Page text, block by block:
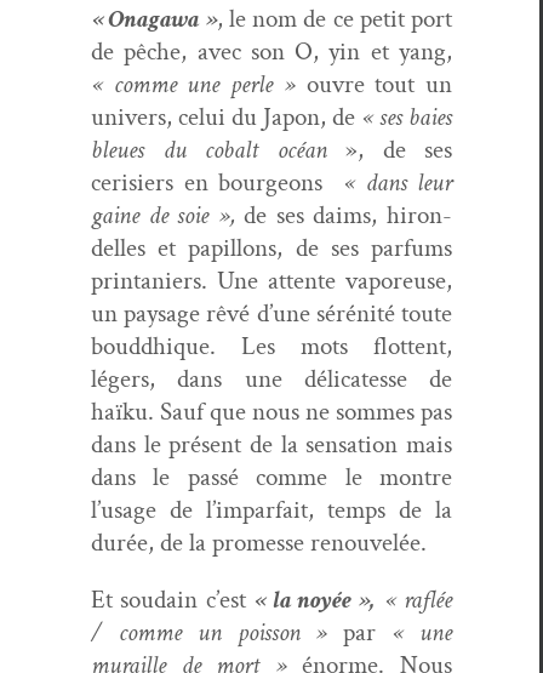
« Ona­gawa », le nom de ce petit port
de pêche, avec son O, yin et yang,
« comme une per­le » ouvre tout un
univers, celui du Japon, de « ses baies
bleues du cobalt océan», de ses
cerisiers en bour­geons « dans leur
gaine de soie »,de ses daims, hiron­
delles et papil­lons, de ses par­fums
print­aniers. Une attente vaporeuse,
un paysage rêvé d’une sérénité toute
boud­dhique. Les mots flot­tent,
légers, dans une déli­catesse de
haïku. Sauf que nous ne sommes pas
dans le présent de la sen­sa­tion mais
dans le passé comme le mon­tre
l’usage de l’imparfait, temps de la
durée, de la promesse renouvelée.
Et soudain c’est « la noyée », « raflée
/ comme un pois­son »par « une
muraille de mort »énorme. Nous